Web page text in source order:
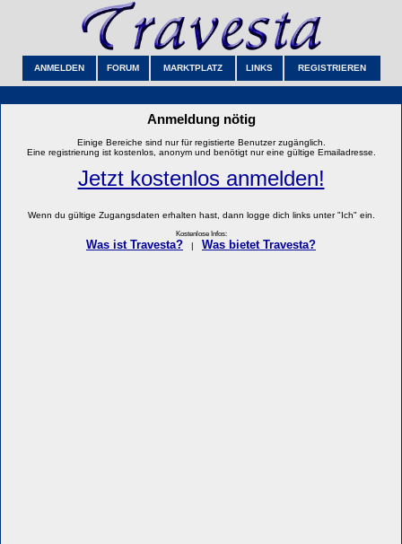
ANMELDEN FORUM MARKTPLATZ LINKS REGISTRIEREN
Anmeldung nötig
Einige Bereiche sind nur für registierte Benutzer zugänglich.
Eine registrierung ist kostenlos, anonym und benötigt nur eine gültige Emailadresse.
Jetzt kostenlos anmelden!
Wenn du gültige Zugangsdaten erhalten hast, dann logge dich links unter "Ich" ein.
Kostenlose Infos:
Was ist Travesta? Was bietet Travesta?